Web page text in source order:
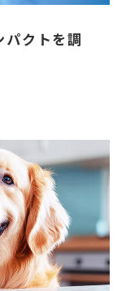
パクトを調